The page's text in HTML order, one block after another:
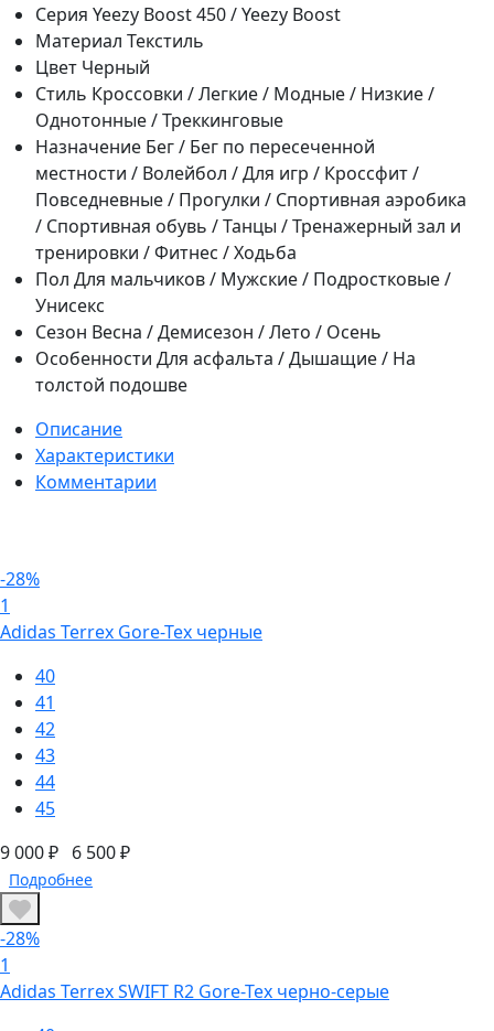
Серия Yeezy Boost 450 / Yeezy Boost
Материал Текстиль
Цвет Черный
Стиль Кроссовки / Легкие / Модные / Низкие /
Однотонные / Треккинговые
Назначение Бег / Бег по пересеченной
местности / Волейбол / Для игр / Кроссфит /
Повседневные / Прогулки / Спортивная аэробика
/ Спортивная обувь / Танцы / Тренажерный зал и
тренировки / Фитнес / Ходьба
Пол Для мальчиков / Мужские / Подростковые /
Унисекс
Сезон Весна / Демисезон / Лето / Осень
Особенности Для асфальта / Дышащие / На
толстой подошве
Описание
Характеристики
Комментарии
-28%
1
Adidas Terrex Gore-Tex черные
40
41
42
43
44
45
9 000 ₽ 6 500 ₽
Подробнее
-28%
1
Adidas Terrex SWIFT R2 Gore-Tex черно-серые